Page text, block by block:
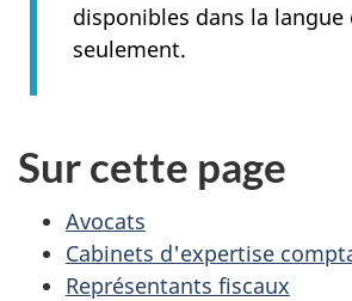
disponibles dans la
seulement.
Sur cette page
Avocats
Cabinets d'expertise
Représentants fiscaux